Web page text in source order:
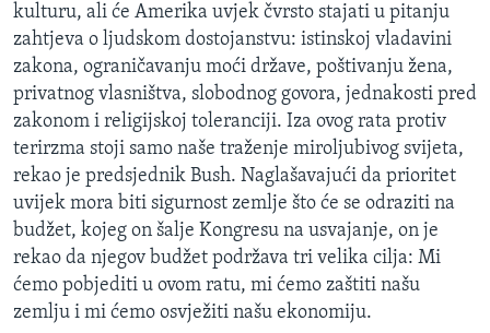
kulturu, ali će Amerika uvjek čvrsto stajati u pitanju
zahtjeva o ljudskom dostojanstvu: istinskoj vladavini
zakona, ograničavanju moći države, poštivanju žena,
privatnog vlasništva, slobodnog govora, jednakosti pred
zakonom i religijskoj toleranciji. Iza ovog rata protiv
terirzma stoji samo naše traženje miroljubivog svijeta,
rekao je predsjednik Bush. Naglašavajući da prioritet
uvijek mora biti sigurnost zemlje što će se odraziti na
budžet, kojeg on šalje Kongresu na usvajanje, on je
rekao da njegov budžet podržava tri velika cilja: Mi
ćemo pobjediti u ovom ratu, mi ćemo zaštiti našu
zemlju i mi ćemo osvježiti našu ekonomiju.